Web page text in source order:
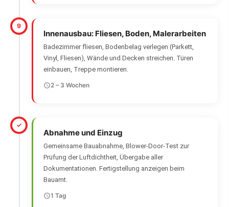
9
Innenausbau: Fliesen, Boden, Malerarbeiten
Badezimmer fliesen, Bodenbelag verlegen (Parkett,
Vinyl, Fliesen), Wände und Decken streichen. Türen
einbauen, Treppe montieren.
2 – 3 Wochen
✓
Abnahme und Einzug
Gemeinsame Bauabnahme, Blower-Door-Test zur
Prüfung der Luftdichtheit, Übergabe aller
Dokumentationen. Fertigstellung anzeigen beim
Bauamt.
1 Tag